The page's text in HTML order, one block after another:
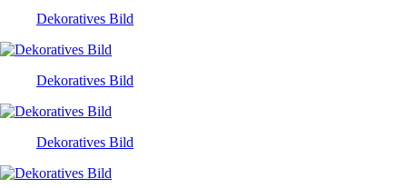
Dekoratives Bild
Dekoratives Bild
Dekoratives Bild